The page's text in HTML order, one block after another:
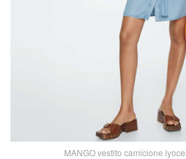
MANGO vestito camicione